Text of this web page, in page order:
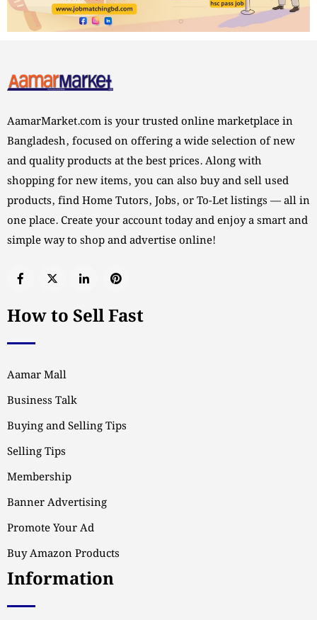
AamarMarket.com is your trusted online marketplace in
Bangladesh, focused on offering a wide selection of new
and quality products at the best prices. Along with
shopping for new items, you can also buy and sell used
products, find Home Tutors, Jobs, or To-Let listings — all in
one place. Create your account today and enjoy a smart and
simple way to shop and advertise online!
How to Sell Fast
Aamar Mall
Business Talk
Buying and Selling Tips
Selling Tips
Membership
Banner Advertising
Promote Your Ad
Buy Amazon Products
Information